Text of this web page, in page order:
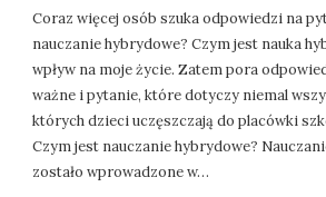
Coraz więcej osób szuka odpowiedzi na
nauczanie hybrydowe? Czym jest nauka
wpływ na moje życie. Zatem pora
ważne i pytanie, które dotyczy niemal
których dzieci uczęszczają do placówki
Czym jest nauczanie hybrydowe?
zostało wprowadzone w…